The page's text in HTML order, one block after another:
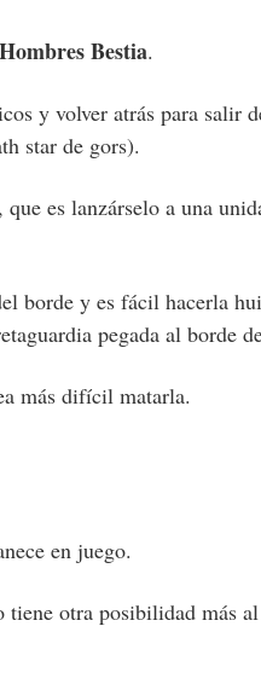
Hombres Bestia.
y volver atrás para salir
star de gors).
es lanzárselo a una
borde y es fácil hacerla
pegada al borde
más difícil matarla.
en juego.
tiene otra posibilidad más